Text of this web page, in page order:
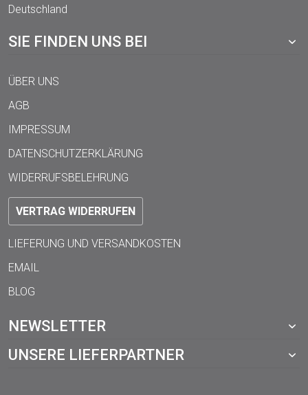
Deutschland
SIE FINDEN UNS BEI
ÜBER UNS
AGB
IMPRESSUM
DATENSCHUTZERKLÄRUNG
WIDERRUFSBELEHRUNG
VERTRAG WIDERRUFEN
LIEFERUNG UND VERSANDKOSTEN
EMAIL
BLOG
NEWSLETTER
UNSERE LIEFERPARTNER